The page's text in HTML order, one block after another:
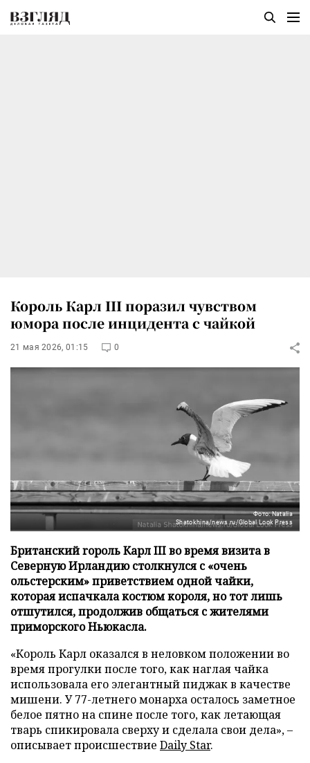
Король Карл III поразил чувством
юмора после инцидента с чайкой
21 мая 2026, 01:15 0
Фото: Natalia
Shatokhina/news.ru/Global Look Press
Британский rороль Карл III во время визита в
Северную Ирландию столкнулся с «очень
ольстерским» приветствием одной чайки,
которая испачкала костюм короля, но тот лишь
отшутился, продолжив общаться с жителями
приморского Ньюкасла.
«Король Карл оказался в неловком положении во
время прогулки после того, как наглая чайка
использовала его элегантный пиджак в качестве
мишени. У 77-летнего монарха осталось заметное
белое пятно на спине после того, как летающая
тварь спикировала сверху и сделала свои дела», –
описывает происшествие Daily Star.